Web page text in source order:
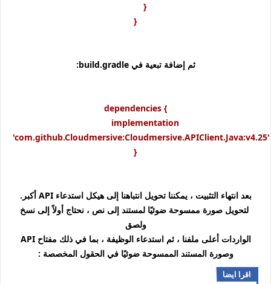
}
}
ثم إضافة تبعية في build.gradle:
dependencies {
implementation
'com.github.Cloudmersive:Cloudmersive.APIClient.Java:v4.25'
}
بعد انتهاء التثبيت ، يمكننا تحويل انتباهنا إلى هيكل استدعاء API أكبر.
لتحويل صورة ممسوحة ضوئيًا لمستند إلى نص ، نحتاج أولاً إلى نسخ
ولصق
الواردات أعلى ملفنا ، ثم استدعاء الوظيفة ، بما في ذلك مفتاح API
وصورة المستند الممسوحة ضوئيًا في الحقول المخصصة :
اقرا ايضا